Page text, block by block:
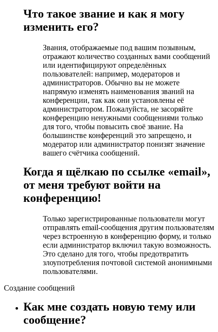
Что такое звание и как я могу
изменить его?
Звания, отображаемые под вашим позывным,
отражают количество созданных вами сообщений
или идентифицируют определённых
пользователей: например, модераторов и
администраторов. Обычно вы не можете
напрямую изменять наименования званий на
конференции, так как они установлены её
администратором. Пожалуйста, не засоряйте
конференцию ненужными сообщениями только
для того, чтобы повысить своё звание. На
большинстве конференций это запрещено, и
модератор или администратор понизят значение
вашего счётчика сообщений.
Когда я щёлкаю по ссылке «email»,
от меня требуют войти на
конференцию!
Только зарегистрированные пользователи могут
отправлять email-сообщения другим пользователям
через встроенную в конференцию форму, и только
если администратор включил такую возможность.
Это сделано для того, чтобы предотвратить
злоупотребления почтовой системой анонимными
пользователями.
Создание сообщений
Как мне создать новую тему или
сообщение?